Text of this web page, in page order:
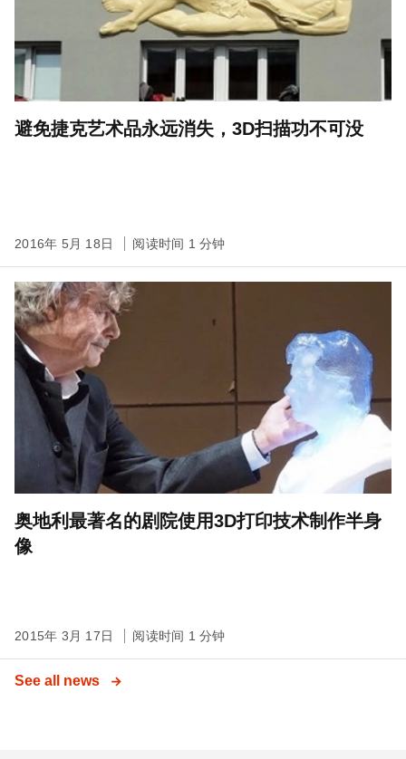
避免捷克艺术品永远消失，3D扫描功不可没
2016年 5月 18日 阅读时间 1 分钟
奥地利最著名的剧院使用3D打印技术制作半身
像
2015年 3月 17日 阅读时间 1 分钟
See all news